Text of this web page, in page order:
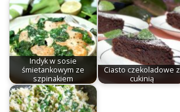
Indyk w sosie
śmietankowym ze
szpinakiem
Ciasto czekoladowe z
cukinią